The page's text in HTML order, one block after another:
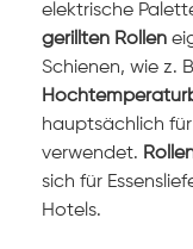
elektrische
gerillten Rollen
Schienen, wie z.
hauptsächlich
verwendet.
sich für
Hotels.